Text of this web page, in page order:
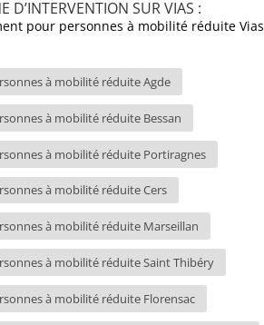
D’INTERVENTION SUR VIAS :
à mobilité réduite Agde
à mobilité réduite Bessan
à mobilité réduite Portiragnes
à mobilité réduite Cers
à mobilité réduite Marseillan
à mobilité réduite Saint Thibéry
à mobilité réduite Florensac